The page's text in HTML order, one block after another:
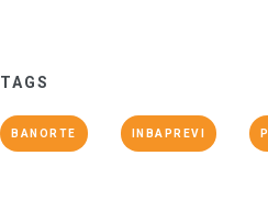
TAGS
BANORTE INBAPREVI